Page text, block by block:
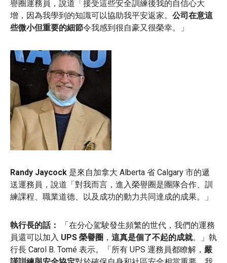
譽圈運務員，說道「接受這些安全訓練後我的自信心大
增，因為我學到的知識可以協助我平安返家。 公司在意這
些微小但重要的細節令我感到很自豪又很榮幸。」
Randy Jaycock 是來自加拿大 Alberta 省 Calgary 市的遞
送運務員，說道 「對我而言，進入榮譽圈是團隊合作、訓
練課程、職業道德、以及成功的動力共同達成的成果。」
執行長的話：
「在分心駕駛發生頻繁的世代，我們的運務
員還可以加入 UPS 榮譽圈 ， 這真是個了不起的成就。」執
行長 Carol B. Tomé 表示。「所有 UPS 運務員都瞭解， 嚴